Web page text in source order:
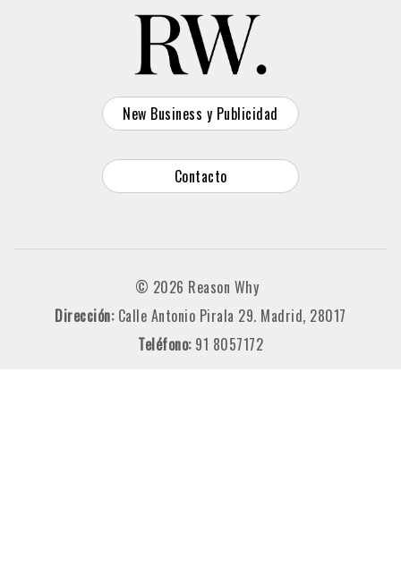
New Business y Publicidad
Contacto
© 2026 Reason Why
Dirección: Calle Antonio Pirala 29. Madrid, 28017
Teléfono: 91 8057172